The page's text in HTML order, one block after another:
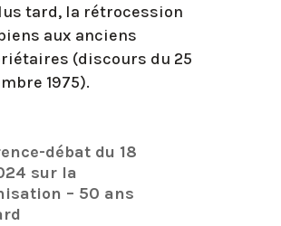
tard, la rétrocession
aux anciens
(discours du 25
1975).
débat du 18
sur la
– 50 ans